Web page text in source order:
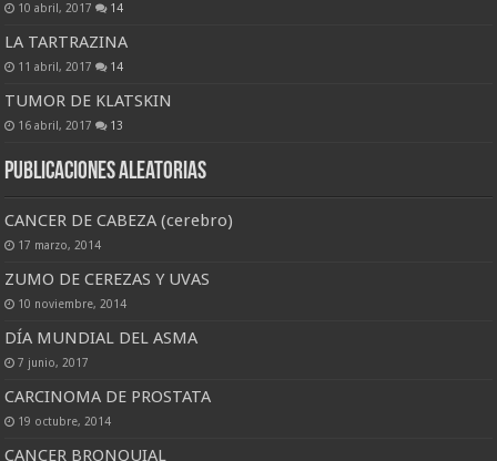
10 abril, 2017 14
LA TARTRAZINA
11 abril, 2017 14
TUMOR DE KLATSKIN
16 abril, 2017 13
Publicaciones Aleatorias
CANCER DE CABEZA (cerebro)
17 marzo, 2014
ZUMO DE CEREZAS Y UVAS
10 noviembre, 2014
DÍA MUNDIAL DEL ASMA
7 junio, 2017
CARCINOMA DE PROSTATA
19 octubre, 2014
CANCER BRONQUIAL